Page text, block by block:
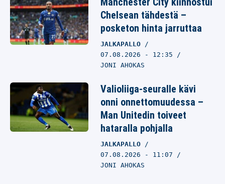
Chelsean tähdestä –
posketon hinta jarruttaa
JALKAPALLO
07.08.2026 - 12:35
JONI AHOKAS
Valioliiga-seuralle kävi
onni onnettomuudessa –
Man Unitedin toiveet
hataralla pohjalla
JALKAPALLO
07.08.2026 - 11:07
JONI AHOKAS